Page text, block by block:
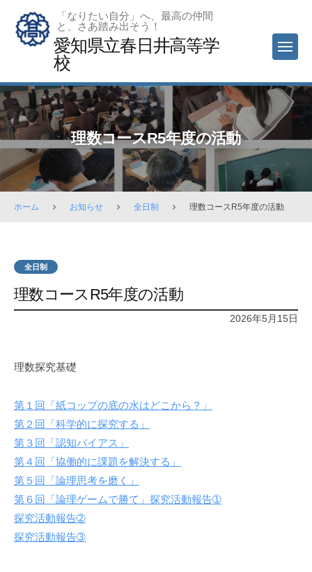
content
「なりたい自分」へ、最高の仲間
と、さあ踏み出そう！
愛知県立春日井高等学
校
理数コースR5年度の活動
ホーム お知らせ 全日制 理数コースR5年度の活動
全日制
理数コースR5年度の活動
2026年5月15日
理数探究基礎
第１回「紙コップの底の水はどこから？」
第２回「科学的に探究する」
第３回「認知バイアス」
第４回「協働的に課題を解決する」
第５回「論理思考を磨く」
第６回「論理ゲームで勝て」探究活動報告➀
探究活動報告➁
探究活動報告➂